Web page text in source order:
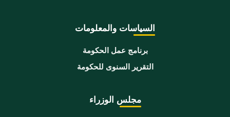
السياسات والمعلومات
برنامج عمل الحكومة
التقرير السنوى للحكومة
مجلس الوزراء